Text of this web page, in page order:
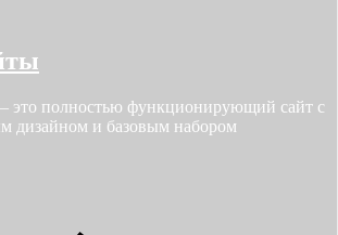
это полностью функционирующий сайт с
дизайном и базовым набором